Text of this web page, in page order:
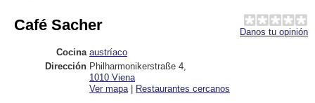
Danos tu opinión
Café Sacher
Cocina austríaco
Dirección Philharmonikerstraße 4
1010 Viena
Ver mapa | Restaurantes cercanos